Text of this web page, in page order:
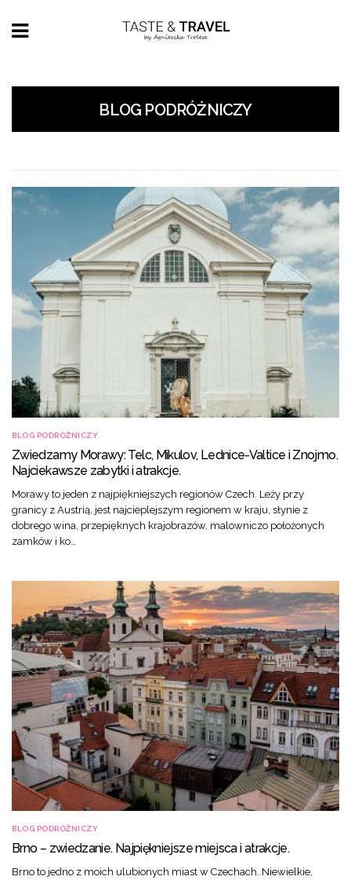
BLOG PODRÓŻNICZY
BLOG PODRÓŻNICZY
Zwiedzamy Morawy: Telc, Mikulov, Lednice-Valtice i Znojmo.
Najciekawsze zabytki i atrakcje.
Morawy to jeden z najpiękniejszych regionów Czech. Leży przy
granicy z Austrią, jest najcieplejszym regionem w kraju, słynie z
dobrego wina, przepięknych krajobrazów, malowniczo położonych
zamków i ko…
BLOG PODRÓŻNICZY
Brno – zwiedzanie. Najpiękniejsze miejsca i atrakcje.
Brno to jedno z moich ulubionych miast w Czechach. Niewielkie,